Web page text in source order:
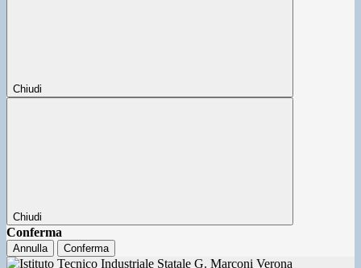
Chiudi
Chiudi
Conferma
Annulla Conferma